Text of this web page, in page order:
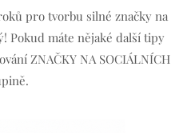
pro tvorbu silné značky na
Pokud máte nějaké další tipy
ZNAČKY NA SOCIÁLNÍCH